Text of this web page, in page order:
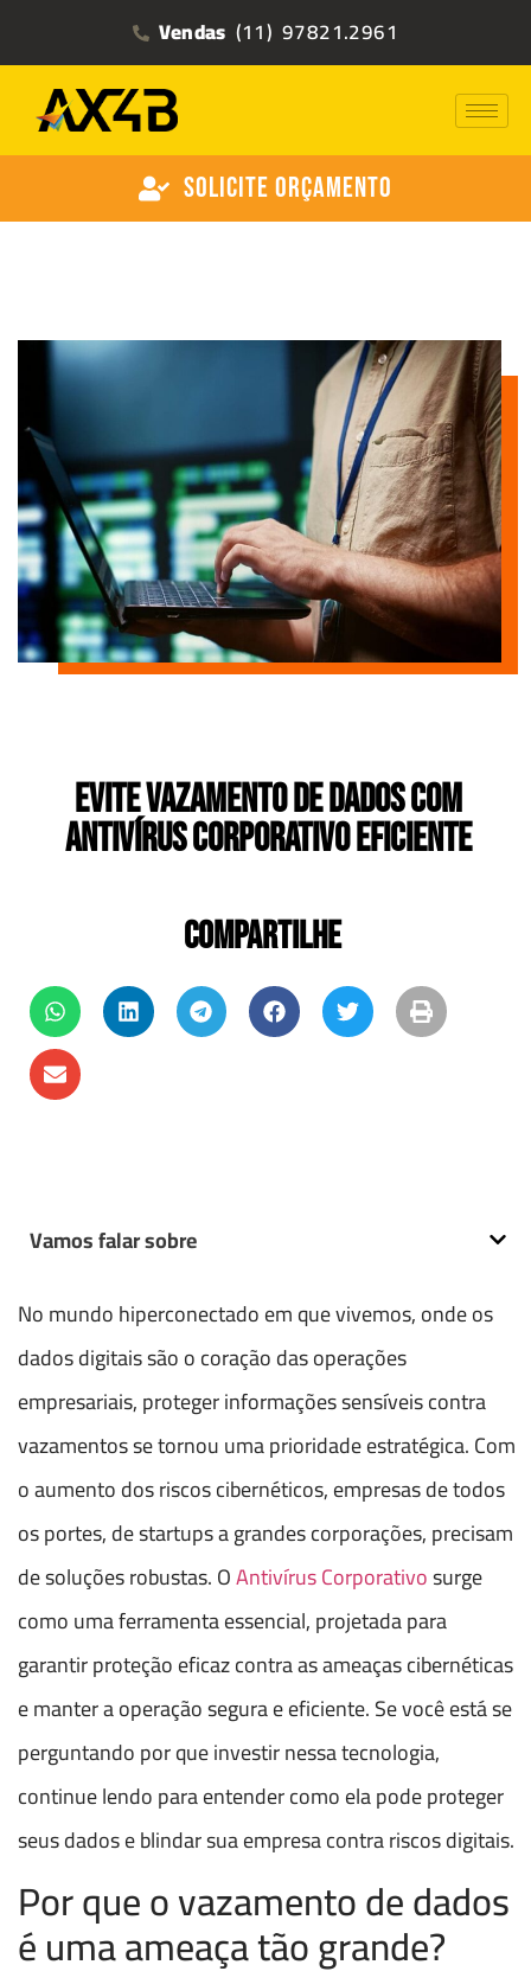
Vendas (11) 97821.2961
Solicite Orçamento
Evite vazamento de dados com
antivírus corporativo eficiente
COMPARTILHE
Vamos falar sobre
No mundo hiperconectado em que vivemos, onde os
dados digitais são o coração das operações
empresariais, proteger informações sensíveis contra
vazamentos se tornou uma prioridade estratégica. Com
o aumento dos riscos cibernéticos, empresas de todos
os portes, de startups a grandes corporações, precisam
de soluções robustas. OAntivírus Corporativosurge
como uma ferramenta essencial, projetada para
garantir proteção eficaz contra as ameaças cibernéticas
e manter a operação segura e eficiente. Se você está se
perguntando por que investir nessa tecnologia,
continue lendo para entender como ela pode proteger
seus dados e blindar sua empresa contra riscos digitais.
Por que o vazamento de dados
é uma ameaça tão grande?